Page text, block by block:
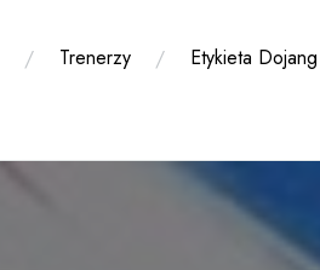
Trenerzy
Etykieta Dojang